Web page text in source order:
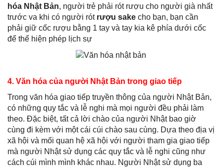
hóa Nhật Bản, người trẻ phải rót rượu cho người già nhất
trước va khi có người rót rượu sake cho bạn, bạn cần
phải giữ cốc rượu bằng 1 tay và tay kia kê phía dưới cốc
để thể hiện phép lịch sự
4. Văn hóa của người Nhật Bản trong giao tiếp
Trong văn hóa giao tiếp truyền thông của người Nhật Bản,
có những quy tắc và lễ nghi mà mọi người đều phải làm
theo. Đặc biệt, tất cả lời chào của người Nhật bao giờ
cùng đi kèm với một cái cúi chào sau cùng. Dựa theo địa vị
xã hội và mối quan hệ xã hội với người tham gia giao tiếp
mà người Nhật sử dụng các quy tắc và lễ nghi cũng như
cách cúi mình mình khác nhau. Người Nhật sử dụng ba